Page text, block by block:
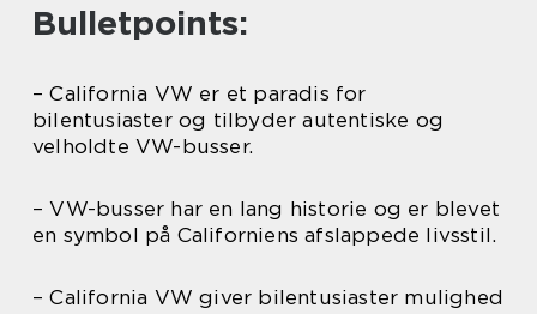
Bulletpoints:
– California VW er et paradis for
bilentusiaster og tilbyder autentiske og
velholdte VW-busser.
– VW-busser har en lang historie og er blevet
en symbol på Californiens afslappede livsstil.
– California VW giver bilentusiaster mulighed